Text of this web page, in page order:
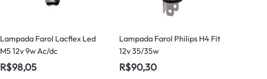
Lampada Farol Lacflex Led
M5 12v 9w Ac/dc
R$98,05
Lampada Farol Philips H4 Fit
12v 35/35w
R$90,30